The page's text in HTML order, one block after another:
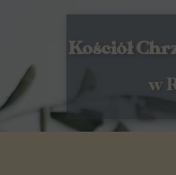
Kościół
w